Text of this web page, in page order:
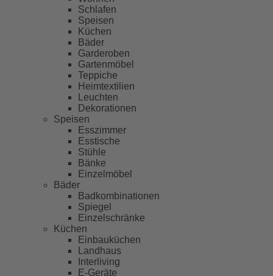
Schlafen
Speisen
Küchen
Bäder
Garderoben
Gartenmöbel
Teppiche
Heimtextilien
Leuchten
Dekorationen
Speisen
Esszimmer
Esstische
Stühle
Bänke
Einzelmöbel
Bäder
Badkombinationen
Spiegel
Einzelschränke
Küchen
Einbauküchen
Landhaus
Interliving
E-Geräte